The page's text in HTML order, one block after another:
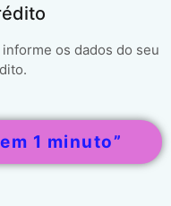
os dados do seu
1 minuto”